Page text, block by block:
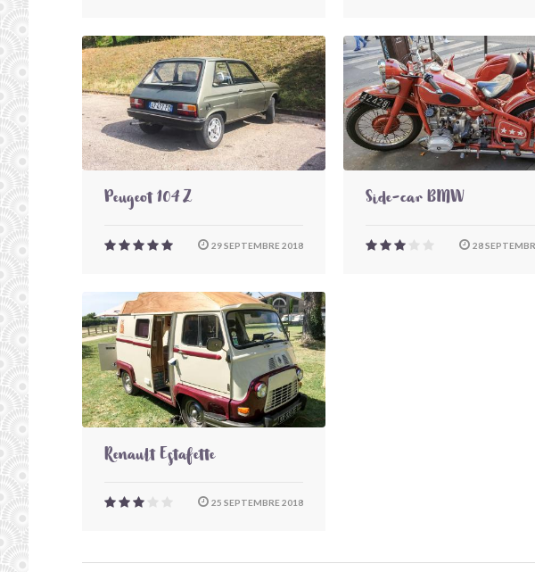
Peugeot 104 Z
29 SEPTEMBRE 2018
Side-car BMW
28
Renault Estafette
25 SEPTEMBRE 2018